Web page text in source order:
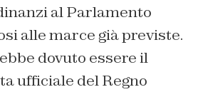
al Parlamento
alle marce già previste.
dovuto essere il
ufficiale del Regno